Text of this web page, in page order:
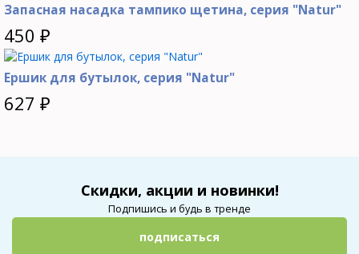
Запасная насадка тампико щетина, серия "Natur"
450 ₽
Ершик для бутылок, серия "Natur"
627 ₽
Скидки, акции и новинки!
Подпишись и будь в тренде
подписаться